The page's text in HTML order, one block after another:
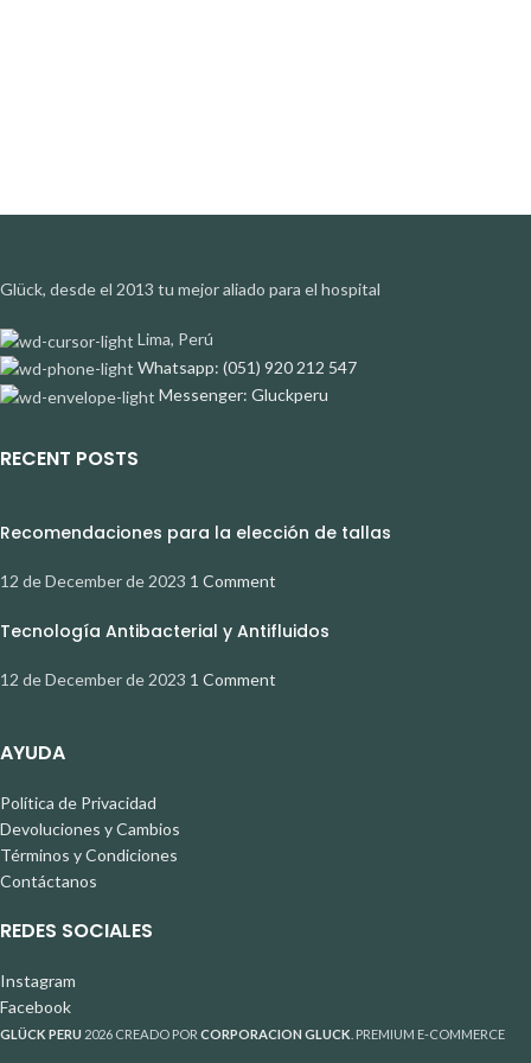
Glück, desde el 2013 tu mejor aliado para el hospital
Lima, Perú
Whatsapp: (051) 920 212 547
Messenger: Gluckperu
RECENT POSTS
Recomendaciones para la elección de tallas
12 de December de 2023 1 Comment
Tecnología Antibacterial y Antifluidos
12 de December de 2023 1 Comment
AYUDA
Política de Privacidad
Devoluciones y Cambios
Términos y Condiciones
Contáctanos
REDES SOCIALES
Instagram
Facebook
GLÜCK PERU 2026 CREADO POR CORPORACION GLUCK . PREMIUM E-COMMERCE